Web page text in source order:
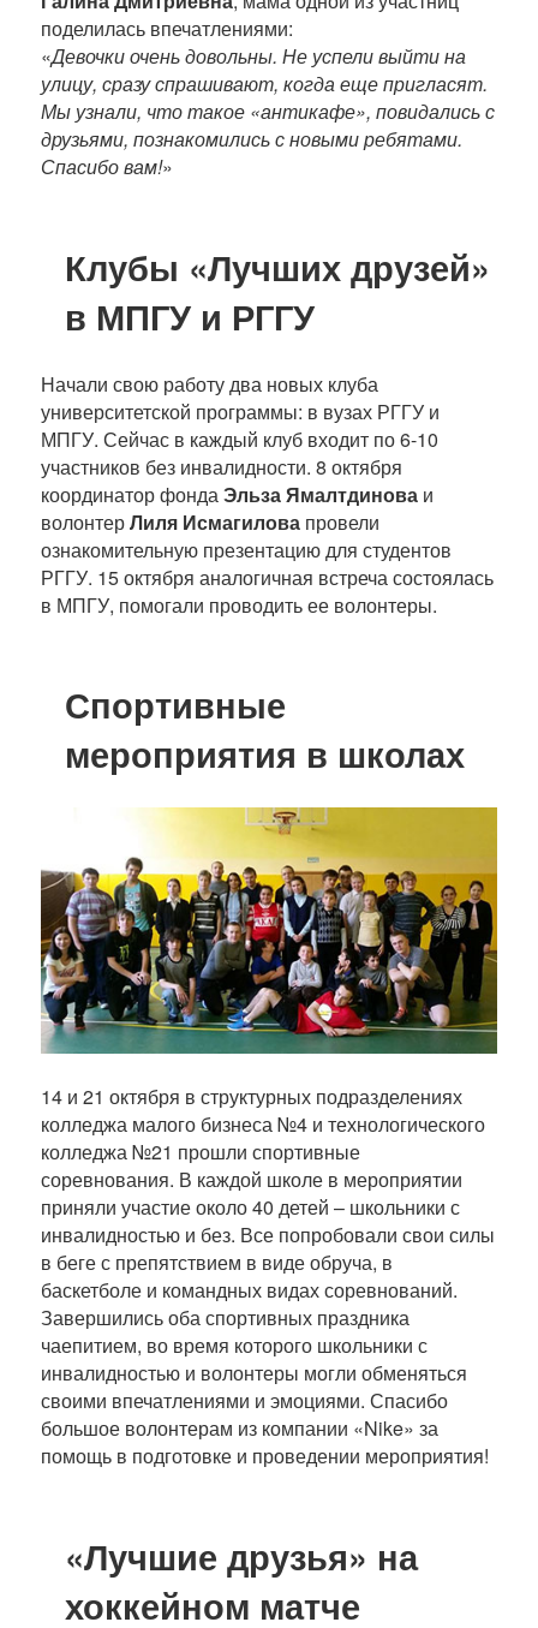
поделилась впечатлениями:
«Девочки очень довольны. Не успели выйти на
улицу, сразу спрашивают, когда еще пригласят.
Мы узнали, что такое «антикафе», повидались с
друзьями, познакомились с новыми ребятами.
Спасибо вам!»
Клубы «Лучших друзей»
в МПГУ и РГГУ
Начали свою работу два новых клуба
университетской программы: в вузах РГГУ и
МПГУ. Сейчас в каждый клуб входит по 6-10
участников без инвалидности. 8 октября
координатор фондаЭльза Ямалтдиноваи
волонтерЛиля Исмагиловапровели
ознакомительную презентацию для студентов
РГГУ. 15 октября аналогичная встреча состоялась
в МПГУ, помогали проводить ее волонтеры.
Спортивные
мероприятия в школах
14 и 21 октября в структурных подразделениях
колледжа малого бизнеса №4 и технологического
колледжа №21 прошли спортивные
соревнования. В каждой школе в мероприятии
приняли участие около 40 детей – школьники с
инвалидностью и без. Все попробовали свои силы
в беге с препятствием в виде обруча, в
баскетболе и командных видах соревнований.
Завершились оба спортивных праздника
чаепитием, во время которого школьники с
инвалидностью и волонтеры могли обменяться
своими впечатлениями и эмоциями. Спасибо
большое волонтерам из компании «Nike» за
помощь в подготовке и проведении мероприятия!
«Лучшие друзья» на
хоккейном матче